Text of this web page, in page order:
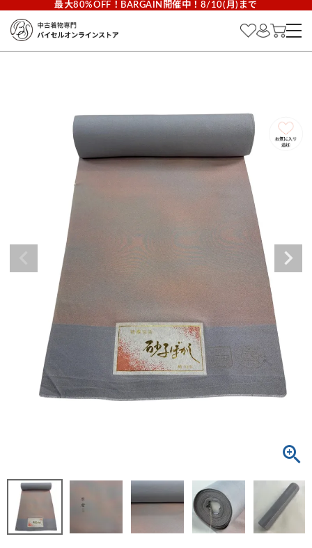
最大80%OFF！BARGAIN開催中！8/10(月)まで